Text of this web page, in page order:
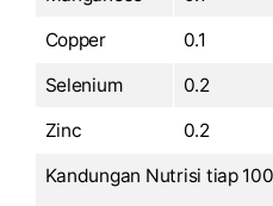
Copper
0.1
Selenium
0.2
Zinc
0.2
Kandungan Nutrisi tiap